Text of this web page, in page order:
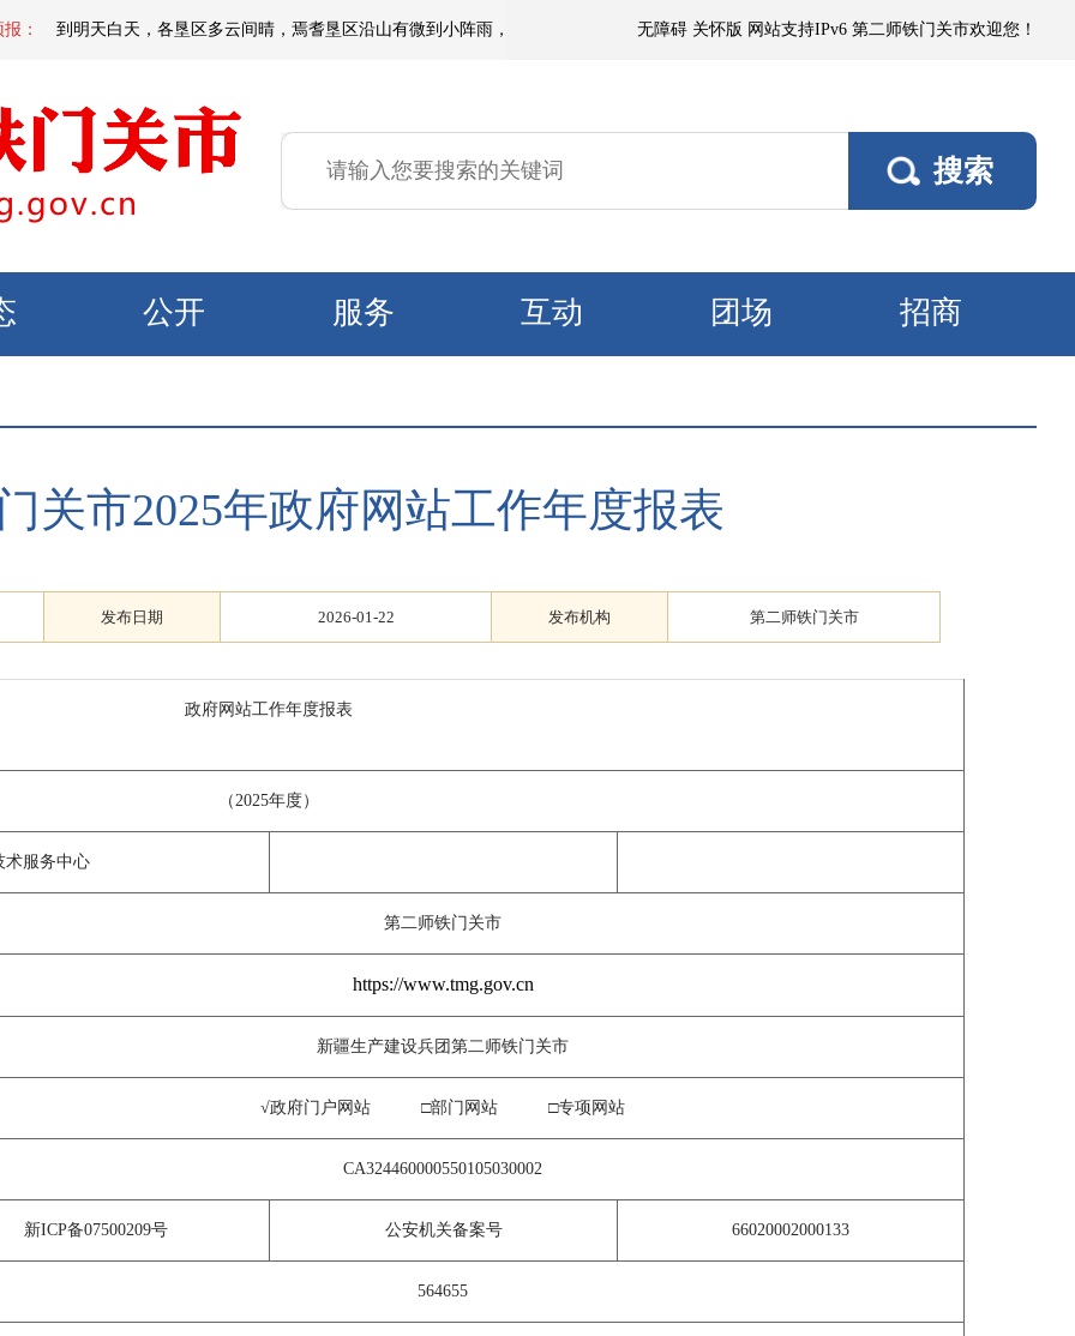
：
间到明天白天，各垦区多云间晴，焉耆垦区沿山有微到小阵雨，北部垦区风力3～4级、阵风5～6级；塔里木垦区、且若垦区有浮尘或短时扬
无障碍 关怀版 网站支持IPv6 第二师铁门关市欢迎您！
公开 服务 互动 团场 招商
关市2025年政府网站工作年度报表
发布日期 2026-01-22 发布机构 第二师铁门关市
政府网站工作年度报表
（2025年度）
术服务中心
第二师铁门关市
https://www.tmg.gov.cn
新疆生产建设兵团第二师铁门关市
√政府门户网站 □部门网站 □专项网站
CA324460000550105030002
新ICP备07500209号 公安机关备案号 66020002000133
564655